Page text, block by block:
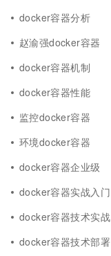
docker容器分析
赵渝强docker容器
docker容器机制
docker容器性能
监控docker容器
环境docker容器
docker容器企业级
docker容器实战入门
docker容器技术实战
docker容器技术部署